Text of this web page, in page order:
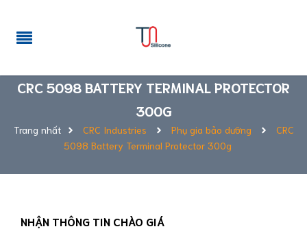
CRC 5098 BATTERY TERMINAL PROTECTOR
300G
Trang nhất CRC Industries Phụ gia bảo dưỡng
CRC
5098 Battery Terminal Protector 300g
NHẬN THÔNG TIN CHÀO GIÁ